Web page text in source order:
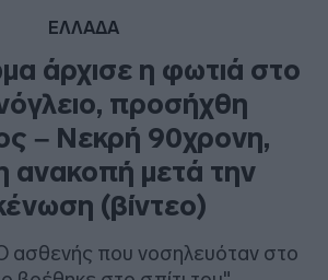
ΕΛΛΑΔΑ
άρχισε η φωτιά στο
προσήχθη
– Νεκρή 90χρονη,
ανακοπή μετά την
(βίντεο)
ασθενής που νοσηλευόταν στο